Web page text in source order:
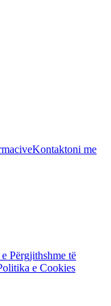
Kontaktoni me
Përgjithshme të
e Cookies